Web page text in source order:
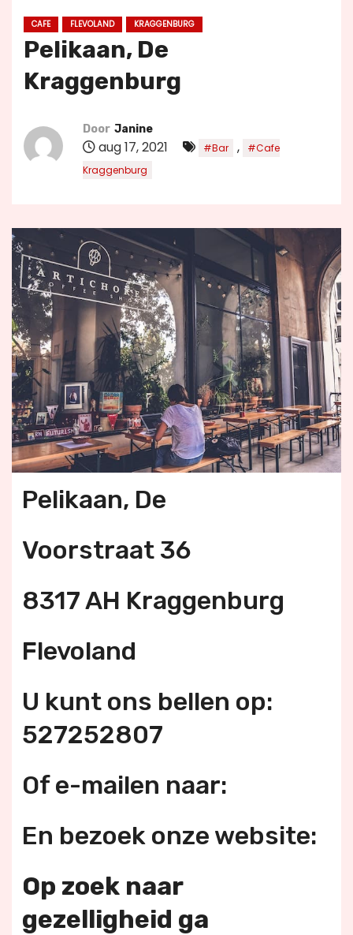
CAFE FLEVOLAND KRAGGENBURG
Pelikaan, De
Kraggenburg
Door Janine
aug 17, 2021 #Bar ,
#Cafe
Kraggenburg
Pelikaan, De
Voorstraat 36
8317 AH Kraggenburg
Flevoland
U kunt ons bellen op:
527252807
Of e-mailen naar:
En bezoek onze website:
Op zoek naar
gezelligheid ga